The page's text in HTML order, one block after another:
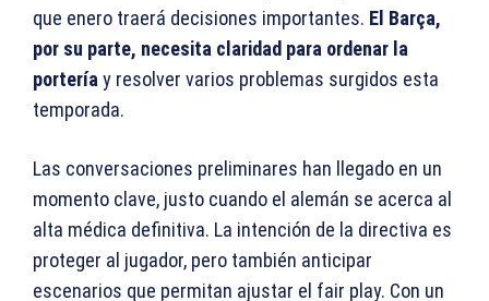
que enero traerá decisiones importantes. El Barça,
por su parte, necesita claridad para ordenar la
portería y resolver varios problemas surgidos esta
temporada.
Las conversaciones preliminares han llegado en un
momento clave, justo cuando el alemán se acerca al
alta médica definitiva. La intención de la directiva es
proteger al jugador, pero también anticipar
escenarios que permitan ajustar el fair play. Con un